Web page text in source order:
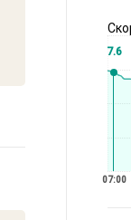
7.6
07:00